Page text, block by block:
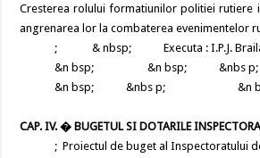
Cresterea rolului formatiunilor politiei rutiere
angrenarea lor la combaterea evenimentelor
; & nbsp; Executa : I.P.J. Braila,
&n bsp; &n bsp; &nbs p;
&n bsp; &nbs p; &n bsp;
CAP. IV. � BUGETUL SI DOTARILE
; Proiectul de buget al Inspectoratului de